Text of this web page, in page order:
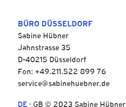
BÜRO DÜSSELDORF
Sabine Hübner
Jahnstrasse 35
D-40215 Düsseldorf
Fon: +49.211.522 899 76
service@sabinehuebner.de
DE · GB © 2023 Sabine Hübner